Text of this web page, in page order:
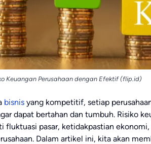
Keuangan Perusahaan dengan Efektif (flip.id)
bisnis yang kompetitif, setiap
dapat bertahan dan tumbuh. Risiko
fluktuasi pasar, ketidakpastian ekonomi,
Dalam artikel ini, kita akan